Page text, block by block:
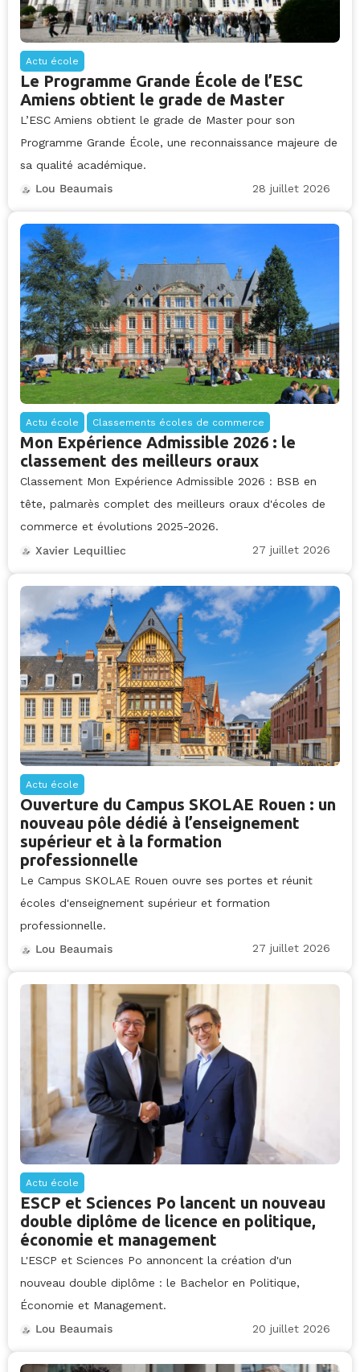
Actu école
Le Programme Grande École de l’ESC
Amiens obtient le grade de Master
L’ESC Amiens obtient le grade de Master pour son
Programme Grande École, une reconnaissance majeure de
sa qualité académique.
Lou Beaumais
28 juillet 2026
Actu école Classements écoles de commerce
Mon Expérience Admissible 2026 : le
classement des meilleurs oraux
Classement Mon Expérience Admissible 2026 : BSB en
tête, palmarès complet des meilleurs oraux d'écoles de
commerce et évolutions 2025-2026.
Xavier Lequilliec
27 juillet 2026
Actu école
Ouverture du Campus SKOLAE Rouen : un
nouveau pôle dédié à l’enseignement
supérieur et à la formation
professionnelle
Le Campus SKOLAE Rouen ouvre ses portes et réunit
écoles d'enseignement supérieur et formation
professionnelle.
Lou Beaumais
27 juillet 2026
Actu école
ESCP et Sciences Po lancent un nouveau
double diplôme de licence en politique,
économie et management
L'ESCP et Sciences Po annoncent la création d'un
nouveau double diplôme : le Bachelor en Politique,
Économie et Management.
Lou Beaumais
20 juillet 2026